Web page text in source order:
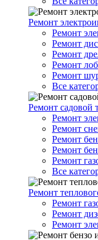
Ремонт
Ремонт
Ремонт
Ремонт
Ремонт
Ремонт
Все
Ремонт садовой
Ремонт
Ремонт
Ремонт
Ремонт
Ремонт
Все
Ремонт
Ремонт
Ремонт
Ремонт